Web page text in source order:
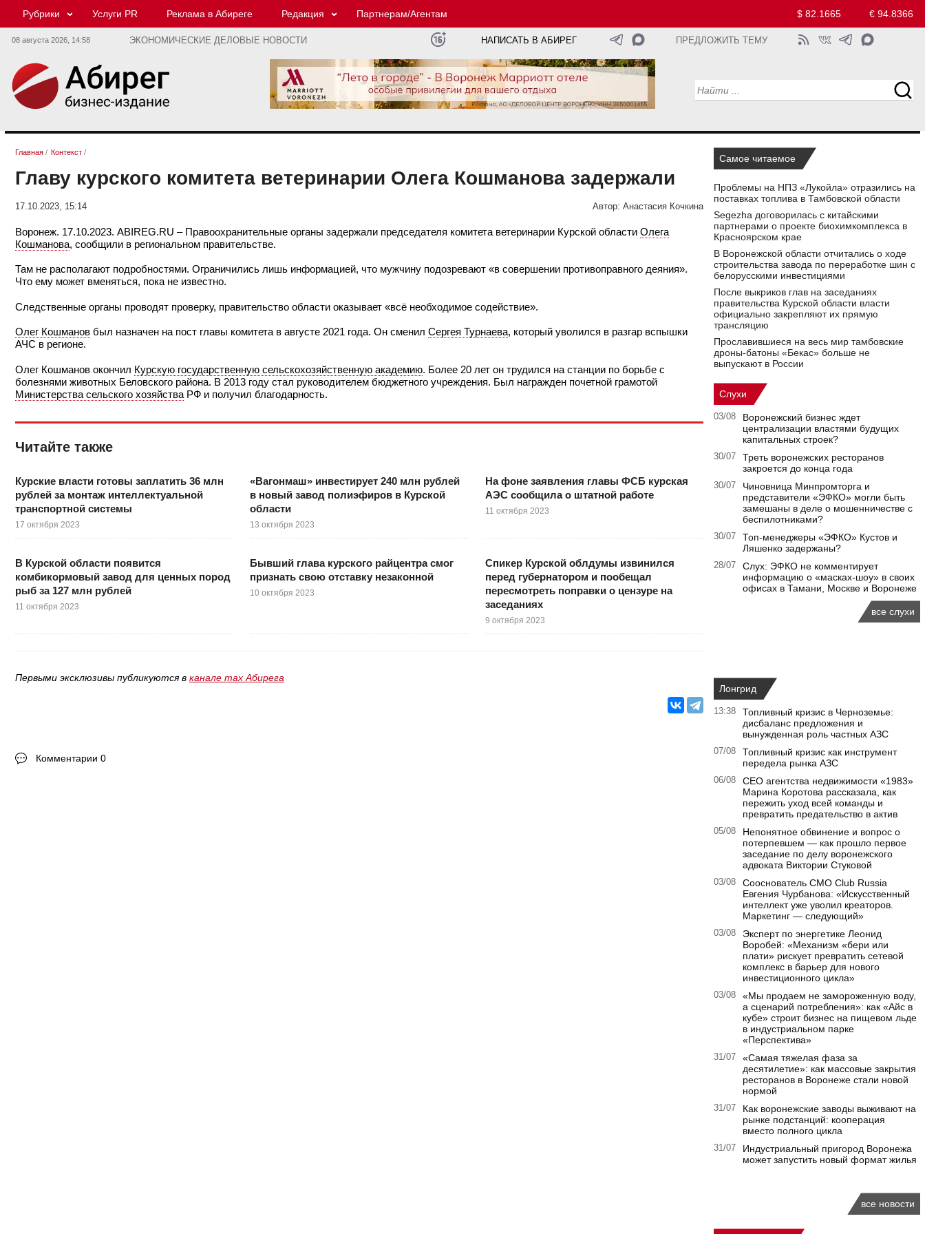
Рубрики Услуги PR Реклама в Абиреге Редакция Партнерам/Агентам $ 82.1665 € 94.8366
08 августа 2026, 14:58 ЭКОНОМИЧЕСКИЕ ДЕЛОВЫЕ НОВОСТИ НАПИСАТЬ В АБИРЕГ ПРЕДЛОЖИТЬ ТЕМУ
Главная / Контекст /
Главу курского комитета ветеринарии Олега Кошманова задержали
17.10.2023, 15:14 Автор: Анастасия Кочкина
Воронеж. 17.10.2023. ABIREG.RU – Правоохранительные органы задержали председателя комитета ветеринарии Курской области Олега
Кошманова, сообщили в региональном правительстве.
Там не располагают подробностями. Ограничились лишь информацией, что мужчину подозревают «в совершении противоправного деяния».
Что ему может вменяться, пока не известно.
Следственные органы проводят проверку, правительство области оказывает «всё необходимое содействие».
Олег Кошманов был назначен на пост главы комитета в августе 2021 года. Он сменил Сергея Турнаева, который уволился в разгар вспышки
АЧС в регионе.
Олег Кошманов окончил Курскую государственную сельскохозяйственную академию. Более 20 лет он трудился на станции по борьбе с
болезнями животных Беловского района. В 2013 году стал руководителем бюджетного учреждения. Был награжден почетной грамотой
Министерства сельского хозяйства РФ и получил благодарность.
Читайте также
Курские власти готовы заплатить 36 млн
рублей за монтаж интеллектуальной
транспортной системы
17 октября 2023
«Вагонмаш» инвестирует 240 млн рублей
в новый завод полиэфиров в Курской
области
13 октября 2023
На фоне заявления главы ФСБ курская
АЭС сообщила о штатной работе
11 октября 2023
В Курской области появится
комбикормовый завод для ценных пород
рыб за 127 млн рублей
11 октября 2023
Бывший глава курского райцентра смог
признать свою отставку незаконной
10 октября 2023
Спикер Курской облдумы извинился
перед губернатором и пообещал
пересмотреть поправки о цензуре на
заседаниях
9 октября 2023
Первыми эксклюзивы публикуются в канале max Абирега
Комментарии 0
Самое читаемое
Проблемы на НПЗ «Лукойла» отразились на
поставках топлива в Тамбовской области
Segezha договорилась с китайскими
партнерами о проекте биохимкомплекса в
Красноярском крае
В Воронежской области отчитались о ходе
строительства завода по переработке шин с
белорусскими инвестициями
После выкриков глав на заседаниях
правительства Курской области власти
официально закрепляют их прямую
трансляцию
Прославившиеся на весь мир тамбовские
дроны-батоны «Бекас» больше не
выпускают в России
Слухи
03/08
Воронежский бизнес ждет
централизации властями будущих
капитальных строек?
30/07
Треть воронежских ресторанов
закроется до конца года
30/07
Чиновница Минпромторга и
представители «ЭФКО» могли быть
замешаны в деле о мошенничестве с
беспилотниками?
30/07
Топ-менеджеры «ЭФКО» Кустов и
Ляшенко задержаны?
28/07
Слух: ЭФКО не комментирует
информацию о «масках-шоу» в своих
офисах в Тамани, Москве и Воронеже
все слухи
Лонгрид
13:38
Топливный кризис в Черноземье:
дисбаланс предложения и
вынужденная роль частных АЗС
07/08
Топливный кризис как инструмент
передела рынка АЗС
06/08
CEO агентства недвижимости «1983»
Марина Коротова рассказала, как
пережить уход всей команды и
превратить предательство в актив
05/08
Непонятное обвинение и вопрос о
потерпевшем — как прошло первое
заседание по делу воронежского
адвоката Виктории Стуковой
03/08
Сооснователь CMO Club Russia
Евгения Чурбанова: «Искусственный
интеллект уже уволил креаторов.
Маркетинг — следующий»
03/08
Эксперт по энергетике Леонид
Воробей: «Механизм «бери или
плати» рискует превратить сетевой
комплекс в барьер для нового
инвестиционного цикла»
03/08
«Мы продаем не замороженную воду,
а сценарий потребления»: как «Айс в
кубе» строит бизнес на пищевом льде
в индустриальном парке
«Перспектива»
31/07
«Самая тяжелая фаза за
десятилетие»: как массовые закрытия
ресторанов в Воронеже стали новой
нормой
31/07
Как воронежские заводы выживают на
рынке подстанций: кооперация
вместо полного цикла
31/07
Индустриальный пригород Воронежа
может запустить новый формат жилья
все новости